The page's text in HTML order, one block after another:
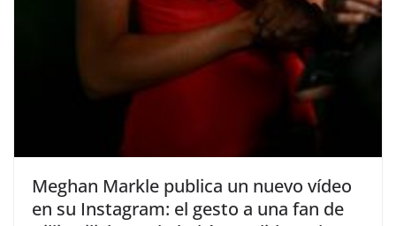
​Meghan Markle publica un nuevo vídeo
en su Instagram: el gesto a una fan de